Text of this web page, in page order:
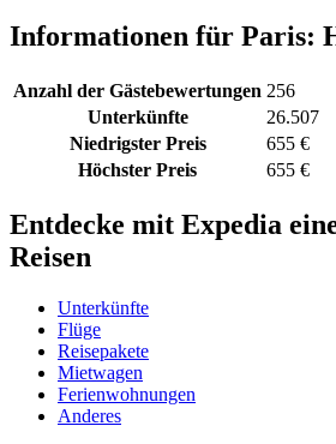
Informationen für Paris:
Anzahl der Gästebewertungen 256
Unterkünfte
26.507
Niedrigster Preis
655 €
Höchster Preis
655 €
Entdecke mit Expedia
Reisen
Unterkünfte
Flüge
Reisepakete
Mietwagen
Ferienwohnungen
Anderes